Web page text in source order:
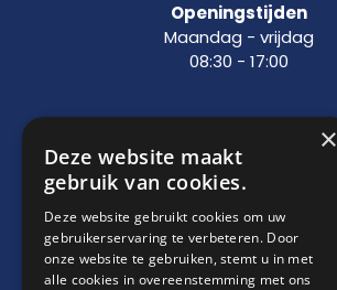
Openingstijden
Maandag - vrijdag
08:30 - 17:00
Support
info@websitebereikt.nl
085-8209770
×
Deze website maakt
gebruik van cookies.
Deze website gebruikt cookies om uw
gebruikerservaring te verbeteren. Door
onze website te gebruiken, stemt u in met
alle cookies in overeenstemming met ons